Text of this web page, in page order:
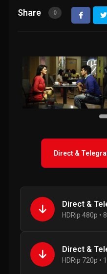
Share 0
Direct &
Direct &
HDRip 480p •
Direct &
HDRip 720p •